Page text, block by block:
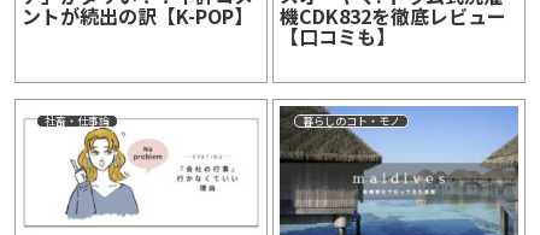
ントが続出の訳【K-POP】 機CDK832を徹底レビュー
【口コミも】
社畜・仕事論 暮らしのコト・モノ